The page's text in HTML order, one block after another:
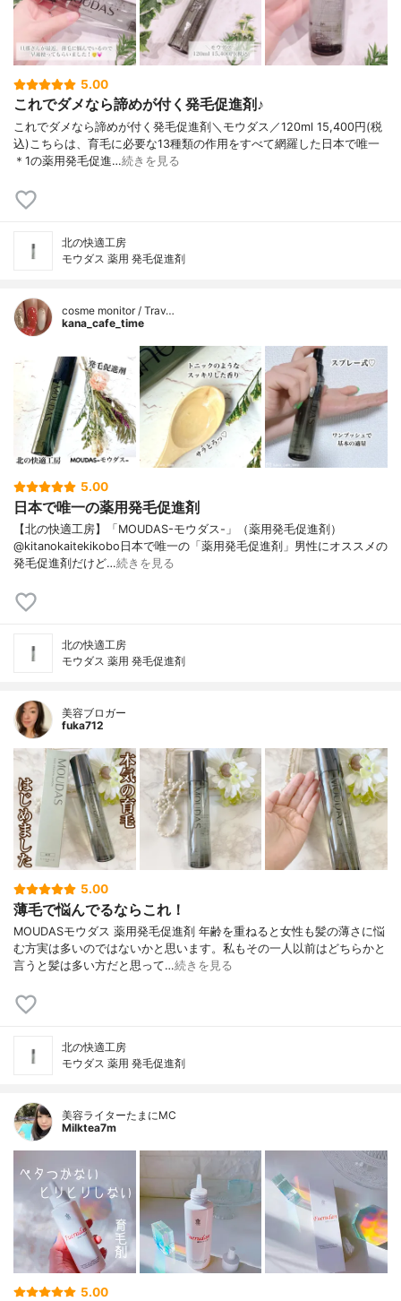
5.00
これでダメなら諦めが付く発毛促進剤♪
これでダメなら諦めが付く発毛促進剤＼モウダス／120ml 15,400円(税
込)こちらは、育毛に必要な13種類の作用をすべて網羅した日本で唯一
＊1の薬用発毛促進…続きを見る
北の快適工房
モウダス 薬用 発毛促進剤
cosme monitor / Trav…
kana_cafe_time
5.00
日本で唯一の薬用発毛促進剤
【北の快適工房】「MOUDAS-モウダス-」（薬用発毛促進剤）
@kitanokaitekikobo日本で唯一の「薬用発毛促進剤」男性にオススメの
発毛促進剤だけど…続きを見る
北の快適工房
モウダス 薬用 発毛促進剤
美容ブロガー
fuka712
5.00
薄毛で悩んでるならこれ！
MOUDASモウダス 薬用発毛促進剤 年齢を重ねると女性も髪の薄さに悩
む方実は多いのではないかと思います。私もその一人以前はどちらかと
言うと髪は多い方だと思って…続きを見る
北の快適工房
モウダス 薬用 発毛促進剤
美容ライターたまにMC
Milktea7m
5.00